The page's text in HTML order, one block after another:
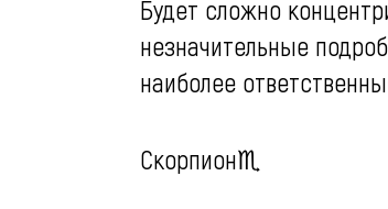
Будет сложно
незначительные
наиболее
Скорпион♏️